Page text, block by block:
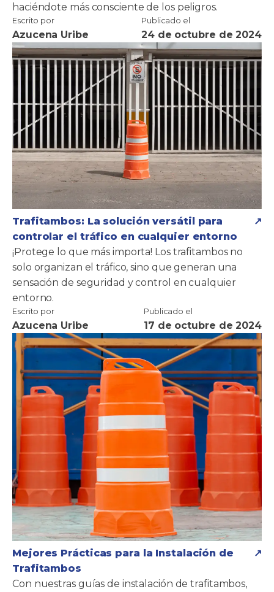
haciéndote más consciente de los peligros.
Escrito por
Azucena Uribe
Publicado el
24 de octubre de 2024
Trafitambos: La solución versátil para
controlar el tráfico en cualquier entorno
¡Protege lo que más importa! Los trafitambos no
solo organizan el tráfico, sino que generan una
sensación de seguridad y control en cualquier
entorno.
Escrito por
Azucena Uribe
Publicado el
17 de octubre de 2024
Mejores Prácticas para la Instalación de
Trafitambos
Con nuestras guías de instalación de trafitambos,